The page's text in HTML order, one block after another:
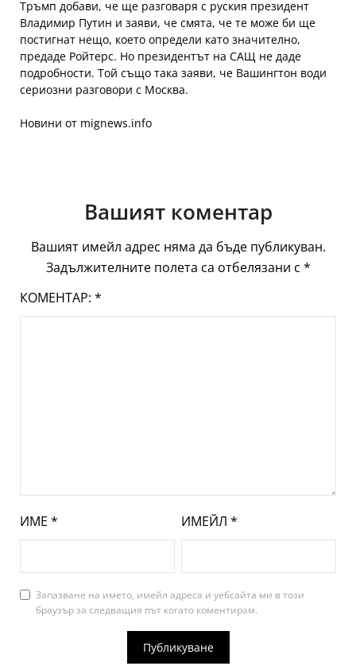
Тръмп добави, че ще разговаря с руския президент
Владимир Путин и заяви, че смята, че те може би ще
постигнат нещо, което определи като значително,
предаде Ройтерс. Но президентът на САЩ не даде
подробности. Той също така заяви, че Вашингтон води
сериозни разговори с Москва.
Новини от mignews.info
Вашият коментар
Вашият имейл адрес няма да бъде публикуван.
Задължителните полета са отбелязани с *
КОМЕНТАР: *
ИМЕ * ИМЕЙЛ *
Запазване на името, имейл адреса и уебсайта ми в този
браузър за следващия път когато коментирам.